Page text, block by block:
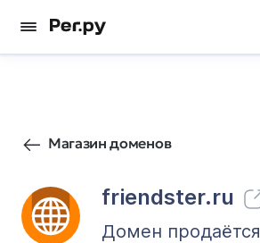
Магазин доменов
friendster.ru
Домен продаётся